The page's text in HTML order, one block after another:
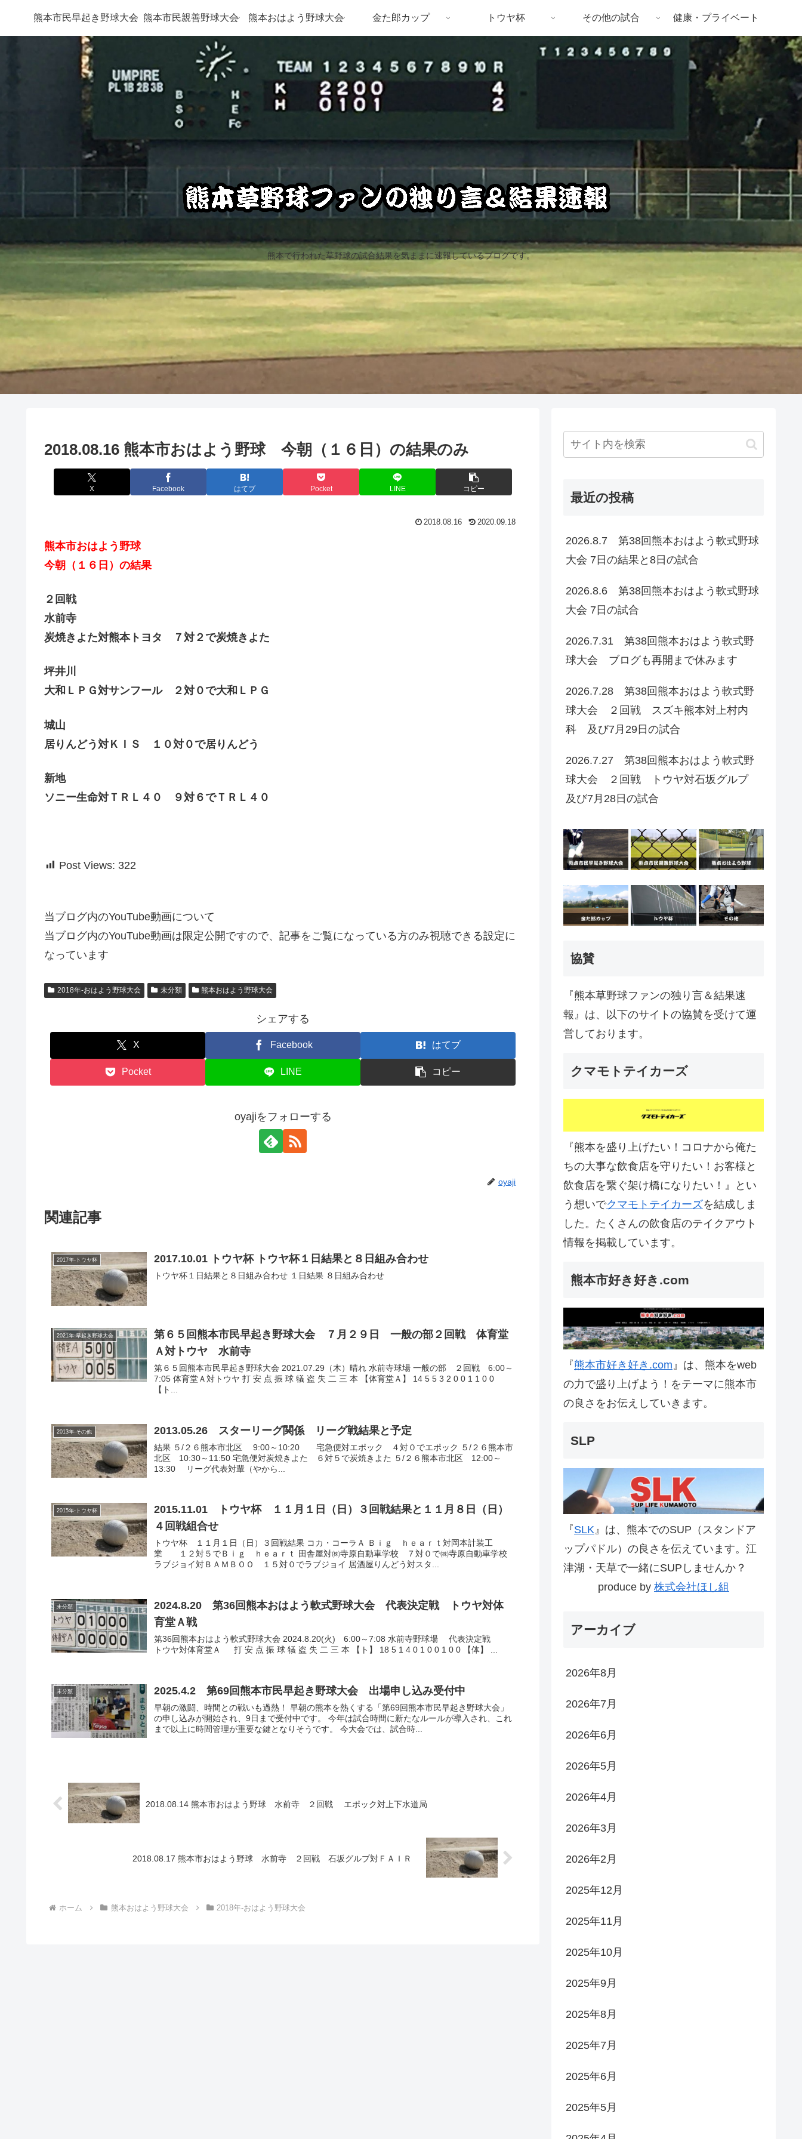
熊本で行われた草野球の試合結果を気ままに速報しているブログです。
熊本市民早起き野球大会 熊本市民親善野球大会 熊本おはよう野球大会 金た郎カップ トウヤ杯 その他の試合 健康・プライベート
2018.08.16 熊本市おはよう野球 今朝（１６日）の結果のみ
X Facebook はてブ Pocket LINE コピー
2018.08.16 2020.09.18
熊本市おはよう野球
今朝（１６日）の結果
２回戦
水前寺
炭焼きよた対熊本トヨタ ７対２で炭焼きよた
坪井川
大和ＬＰＧ対サンフール ２対０で大和ＬＰＧ
城山
居りんどう対ＫＩＳ １０対０で居りんどう
新地
ソニー生命対ＴＲＬ４０ ９対６でＴＲＬ４０
Post Views: 322
当ブログ内のYouTube動画について
当ブログ内のYouTube動画は限定公開ですので、記事をご覧になっている方のみ視聴できる設定に
なっています
2018年-おはよう野球大会 未分類 熊本おはよう野球大会
シェアする
X Facebook はてブ
Pocket LINE コピー
oyajiをフォローする
oyaji
関連記事
2017年-トウヤ杯 2017.10.01 トウヤ杯 トウヤ杯１日結果と８日組み合わせ
トウヤ杯１日結果と８日組み合わせ １日結果 ８日組み合わせ
2021年-早起き野球大会
第６５回熊本市民早起き野球大会 ７月２９日 一般の部２回戦 体育堂
Ａ対トウヤ 水前寺
第６５回熊本市民早起き野球大会 2021.07.29（木）晴れ 水前寺球場 一般の部 ２回戦 6:00～
7:05 体育堂Ａ対トウヤ 打 安 点 振 球 犠 盗 失 二 三 本 【体育堂Ａ】 14 5 5 3 2 0 0 1 1 0 0
【ト...
2013年-その他 2013.05.26 スターリーグ関係 リーグ戦結果と予定
結果 ５/２６熊本市北区 9:00～10:20 宅急便対エポック ４対０でエポック ５/２６熊本市
北区 10:30～11:50 宅急便対炭焼きよた ６対５で炭焼きよた ５/２６熊本市北区 12:00～
13:30 リーグ代表対輩（やから...
2015年-トウヤ杯
2015.11.01 トウヤ杯 １１月１日（日）３回戦結果と１１月８日（日）
４回戦組合せ
トウヤ杯 １１月１日（日）３回戦結果 コカ・コーラＡ Ｂｉｇ ｈｅａｒｔ対岡本計装工
業 １２対５でＢｉｇ ｈｅａｒｔ 田舎屋対㈱寺原自動車学校 ７対０で㈱寺原自動車学校
ラブジョイ対ＢＡＭＢＯＯ １５対０でラブジョイ 居酒屋りんどう対スタ...
未分類
2024.8.20 第36回熊本おはよう軟式野球大会 代表決定戦 トウヤ対体
育堂Ａ戦
第36回熊本おはよう軟式野球大会 2024.8.20(火) 6:00～7:08 水前寺野球場 代表決定戦
トウヤ対体育堂Ａ 打 安 点 振 球 犠 盗 失 二 三 本 【ト】 18 5 1 4 0 1 0 0 1 0 0 【体】 ...
未分類 2025.4.2 第69回熊本市民早起き野球大会 出場申し込み受付中
早朝の激闘、時間との戦いも過熱！ 早朝の熊本を熱くする「第69回熊本市民早起き野球大会」
の申し込みが開始され、9日まで受付中です。 今年は試合時間に新たなルールが導入され、これ
まで以上に時間管理が重要な鍵となりそうです。 今大会では、試合時...
2018.08.14 熊本市おはよう野球 水前寺 ２回戦 エポック対上下水道局
2018.08.17 熊本市おはよう野球 水前寺 ２回戦 石坂グルプ対ＦＡＩＲ
ホーム 熊本おはよう野球大会 2018年-おはよう野球大会
最近の投稿
2026.8.7 第38回熊本おはよう軟式野球
大会 7日の結果と8日の試合
2026.8.6 第38回熊本おはよう軟式野球
大会 7日の試合
2026.7.31 第38回熊本おはよう軟式野
球大会 ブログも再開まで休みます
2026.7.28 第38回熊本おはよう軟式野
球大会 ２回戦 スズキ熊本対上村内
科 及び7月29日の試合
2026.7.27 第38回熊本おはよう軟式野
球大会 ２回戦 トウヤ対石坂グルプ
及び7月28日の試合
協賛
『熊本草野球ファンの独り言＆結果速
報』は、以下のサイトの協賛を受けて運
営しております。
クマモトテイカーズ
『熊本を盛り上げたい！コロナから俺た
ちの大事な飲食店を守りたい！お客様と
飲食店を繋ぐ架け橋になりたい！』とい
う想いでクマモトテイカーズを結成しま
した。たくさんの飲食店のテイクアウト
情報を掲載しています。
熊本市好き好き.com
『熊本市好き好き.com 』は、熊本をweb
の力で盛り上げよう！をテーマに熊本市
の良さをお伝えしていきます。
SLP
『SLK 』は、熊本でのSUP（スタンドア
ップパドル）の良さを伝えています。江
津湖・天草で一緒にSUPしませんか？
produce by 株式会社ほし組
アーカイブ
2026年8月
2026年7月
2026年6月
2026年5月
2026年4月
2026年3月
2026年2月
2025年12月
2025年11月
2025年10月
2025年9月
2025年8月
2025年7月
2025年6月
2025年5月